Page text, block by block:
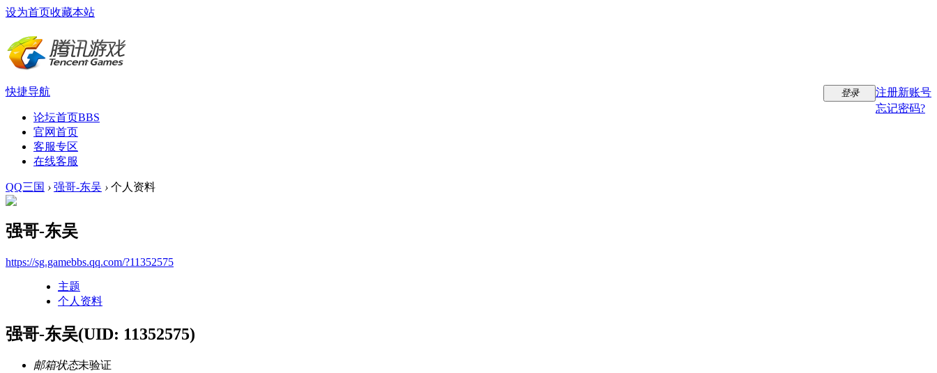
设为首页收藏本站
登录
注册新账号
忘记密码?
快捷导航
论坛首页BBS
官网首页
客服专区
在线客服
QQ三国 › 强哥-东吴 › 个人资料
强哥-东吴
https://sg.gamebbs.qq.com/?11352575
主题
个人资料
强哥-东吴(UID: 11352575)
邮箱状态未验证